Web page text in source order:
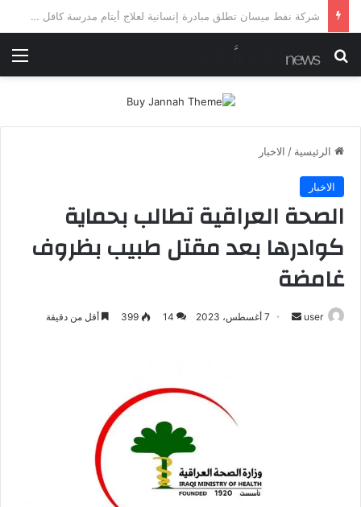
شرطة ميسان تلقي القبض على مطلقي العيارات النارية أثناء تشييع جنائزي في العمارة
بحث عن
الرئيسية / الاخبار
الاخبار
الصحة العراقية تطالب بحماية
كوادرها بعد مقتل طبيب بظروف
غامضة
user
أرسل 7 أغسطس، 2023 14
399 أقل من دقيقة